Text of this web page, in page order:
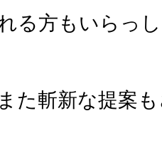
る方もいらっ
た斬新な提案